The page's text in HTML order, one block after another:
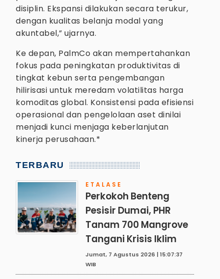
disiplin. Ekspansi dilakukan secara terukur,
dengan kualitas belanja modal yang
akuntabel,” ujarnya.
Ke depan, PalmCo akan mempertahankan
fokus pada peningkatan produktivitas di
tingkat kebun serta pengembangan
hilirisasi untuk meredam volatilitas harga
komoditas global. Konsistensi pada efisiensi
operasional dan pengelolaan aset dinilai
menjadi kunci menjaga keberlanjutan
kinerja perusahaan.*
TERBARU
ETALASE
Perkokoh Benteng
Pesisir Dumai, PHR
Tanam 700 Mangrove
Tangani Krisis Iklim
Jumat, 7 Agustus 2026 | 15:07:37
WIB